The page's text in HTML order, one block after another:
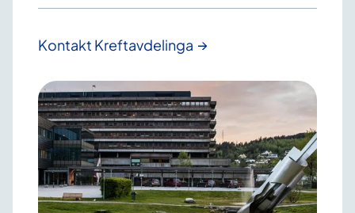
Kontakt Kreftavdelinga